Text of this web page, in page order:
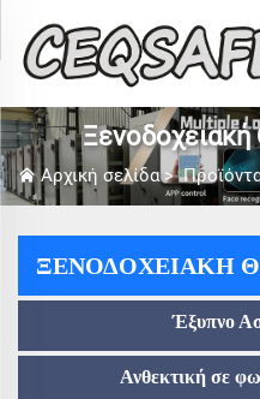
Αρχική σελίδα>
ΞΕΝΟΔΟΧΕΙΑΚΉ
Έξυπνο
Ανθεκτική σε